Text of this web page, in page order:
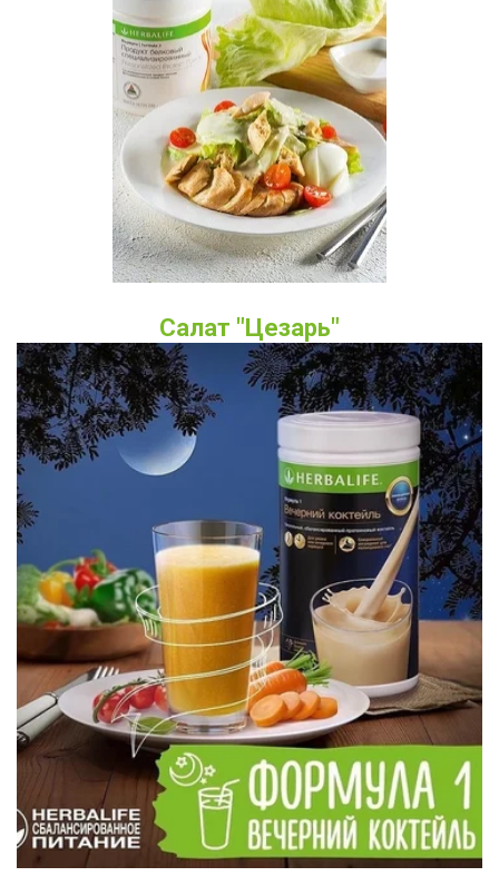
Салат "Цезарь"